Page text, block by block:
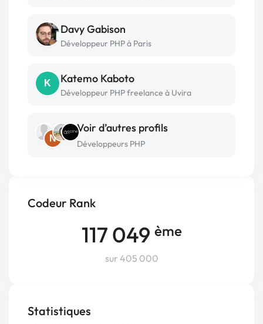
Codeur Rank
117 049 ème
sur 405 000
Statistiques
Davy Gabison
Développeur PHP à Paris
K Katemo Kaboto
Développeur PHP freelance à Uvira
N
Voir d’autres profils
Développeurs PHP